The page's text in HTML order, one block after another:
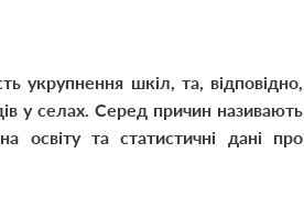
укрупнення шкіл, та, відповідно,
у селах. Серед причин називають
освіту та статистичні дані про